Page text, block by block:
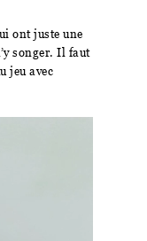
ont juste une
songer. Il faut
jeu avec